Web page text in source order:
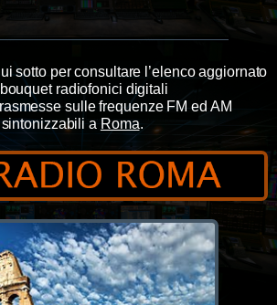
sotto per consultare l’elenco aggiornato
radiofonici digitali
sulle frequenze FM ed AM
sintonizzabili a Roma.